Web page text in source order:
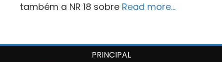
também a NR 18 sobre Read more…
PRINCIPAL